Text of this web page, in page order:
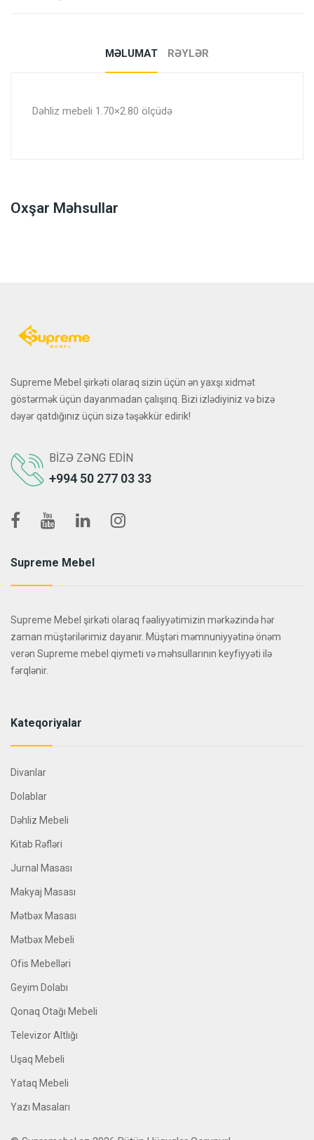
MƏLUMAT RƏYLƏR
Dəhliz mebeli 1.70×2.80 ölçüdə
Oxşar Məhsullar
Supreme Mebel şirkəti olaraq sizin üçün ən yaxşı xidmət
göstərmək üçün dayanmadan çalışırıq. Bizi izlədiyiniz və bizə
dəyər qatdığınız üçün sizə təşəkkür edirik!
BIZƏ ZƏNG EDIN
+994 50 277 03 33
Supreme Mebel
Supreme Mebel şirkəti olaraq fəaliyyətimizin mərkəzində hər
zaman müştərilərimiz dayanır. Müştəri məmnuniyyətinə önəm
verən Supreme mebel qiymeti və məhsullarının keyfiyyəti ilə
fərqlənir.
Kateqoriyalar
Divanlar
Dolablar
Dəhliz Mebeli
Kitab Rəfləri
Jurnal Masası
Makyaj Masası
Mətbəx Masası
Mətbəx Mebeli
Ofis Mebelləri
Geyim Dolabı
Qonaq Otağı Mebeli
Televizor Altlığı
Uşaq Mebeli
Yataq Mebeli
Yazı Masaları